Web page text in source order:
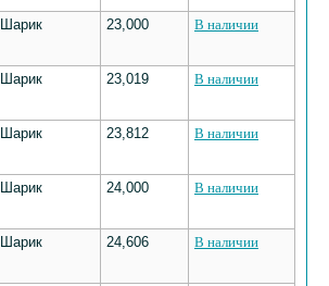
Шарик 23,000 В наличии
Шарик 23,019 В наличии
Шарик 23,812 В наличии
Шарик 24,000 В наличии
Шарик 24,606 В наличии